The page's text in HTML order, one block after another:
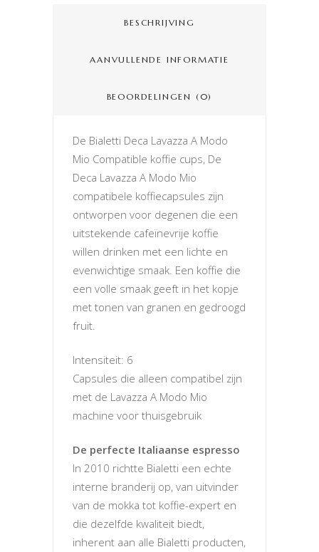
BESCHRIJVING
AANVULLENDE INFORMATIE
BEOORDELINGEN (0)
De Bialetti Deca Lavazza A Modo
Mio Compatible koffie cups, De
Deca Lavazza A Modo Mio
compatibele koffiecapsules zijn
ontworpen voor degenen die een
uitstekende cafeïnevrije koffie
willen drinken met een lichte en
evenwichtige smaak. Een koffie die
een volle smaak geeft in het kopje
met tonen van granen en gedroogd
fruit.
Intensiteit: 6
Capsules die alleen compatibel zijn
met de Lavazza A Modo Mio
machine voor thuisgebruik
De perfecte Italiaanse espresso
In 2010 richtte Bialetti een echte
interne branderij op, van uitvinder
van de mokka tot koffie-expert en
die dezelfde kwaliteit biedt,
inherent aan alle Bialetti producten,